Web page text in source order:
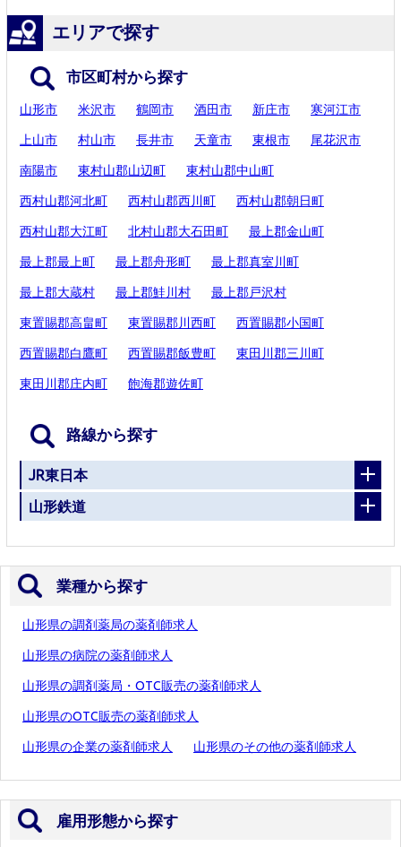
エリアで探す
市区町村から探す
山形市 米沢市 鶴岡市 酒田市 新庄市 寒河江市
上山市 村山市 長井市 天童市 東根市 尾花沢市
南陽市 東村山郡山辺町 東村山郡中山町
西村山郡河北町 西村山郡西川町 西村山郡朝日町
西村山郡大江町 北村山郡大石田町 最上郡金山町
最上郡最上町 最上郡舟形町 最上郡真室川町
最上郡大蔵村 最上郡鮭川村 最上郡戸沢村
東置賜郡高畠町 東置賜郡川西町 西置賜郡小国町
西置賜郡白鷹町 西置賜郡飯豊町 東田川郡三川町
東田川郡庄内町 飽海郡遊佐町
路線から探す
JR東日本
山形鉄道
業種から探す
山形県の調剤薬局の薬剤師求人
山形県の病院の薬剤師求人
山形県の調剤薬局・OTC販売の薬剤師求人
山形県のOTC販売の薬剤師求人
山形県の企業の薬剤師求人 山形県のその他の薬剤師求人
雇用形態から探す